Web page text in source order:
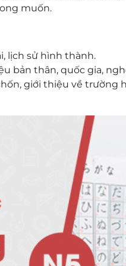
muốn.
lịch sử hình thành.
bản thân, quốc gia,
giới thiệu về trường